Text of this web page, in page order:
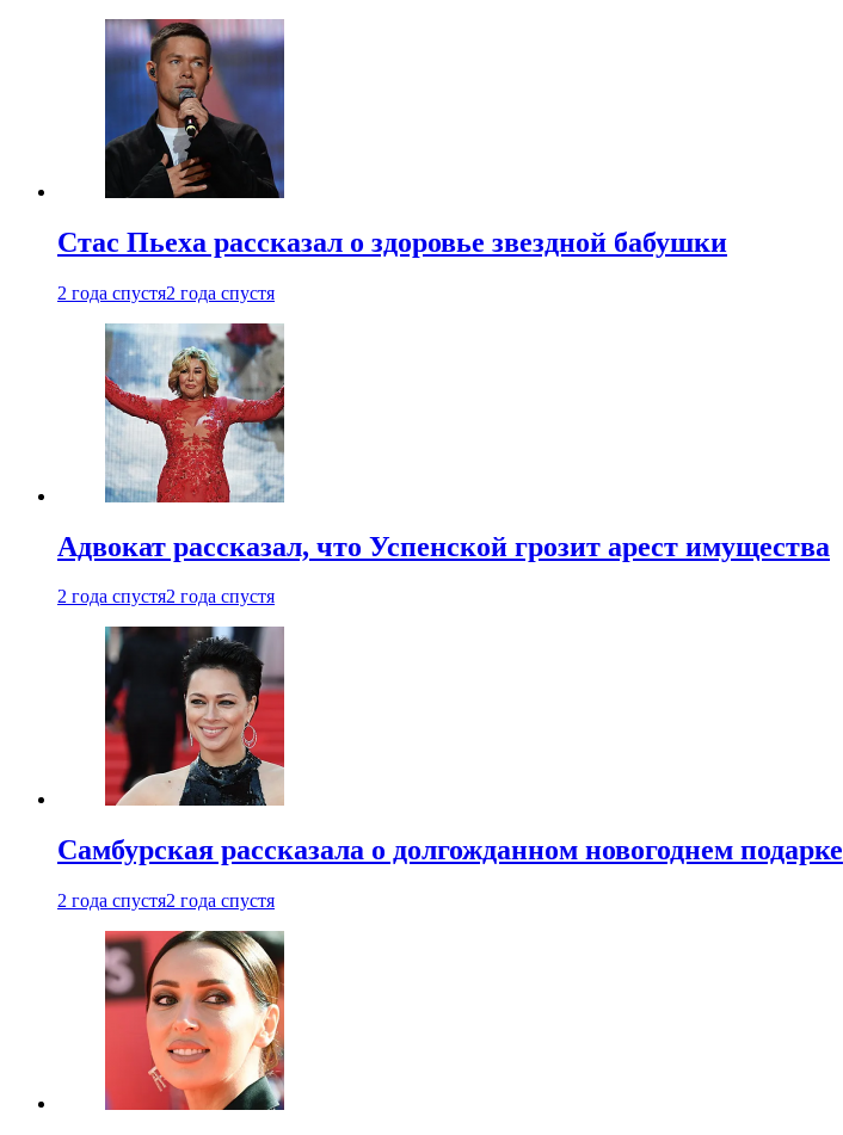
Стас Пьеха рассказал о здоровье звездной бабушки
2 года спустя2 года спустя
Адвокат рассказал, что Успенской грозит арест имущества
2 года спустя2 года спустя
Самбурская рассказала о долгожданном новогоднем подарке
2 года спустя2 года спустя